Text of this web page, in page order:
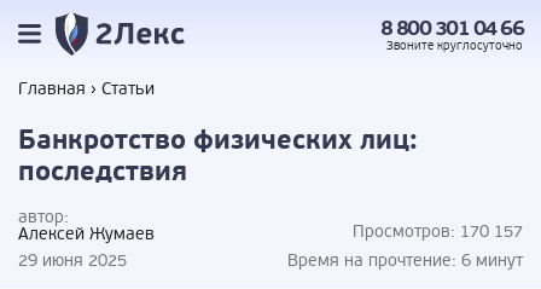
8 800 301 04 66
Звоните круглосуточно
Главная Статьи
Банкротство физических лиц:
последствия
автор:
Алексей Жумаев
29 июня 2025
Просмотров: 170 157
Время на прочтение: 6 минут